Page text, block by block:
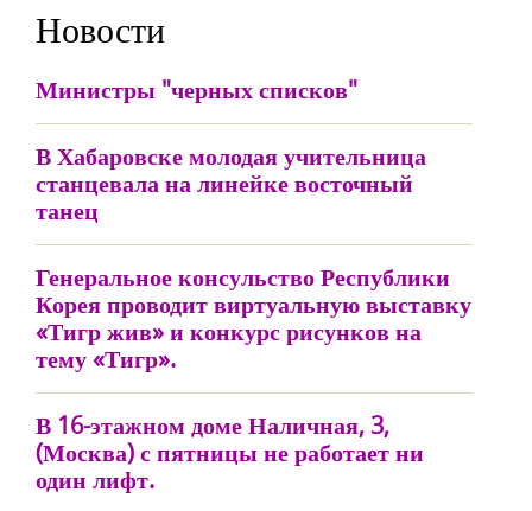
Новости
Министры "черных списков"
В Хабаровске молодая учительница
станцевала на линейке восточный
танец
Генеральное консульство Республики
Корея проводит виртуальную выставку
«Тигр жив» и конкурс рисунков на
тему «Тигр».
В 16-этажном доме Наличная, 3,
(Москва) с пятницы не работает ни
один лифт.